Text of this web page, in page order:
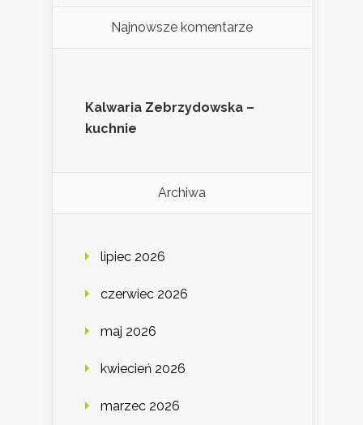
Najnowsze komentarze
Kalwaria Zebrzydowska –
kuchnie
Archiwa
lipiec 2026
czerwiec 2026
maj 2026
kwiecień 2026
marzec 2026